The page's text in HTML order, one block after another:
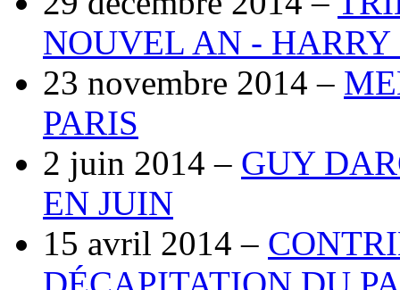
NOUVEL AN -
23 novembre 2014 –
PARIS
2 juin 2014 – GUY
EN JUIN
15 avril 2014 –